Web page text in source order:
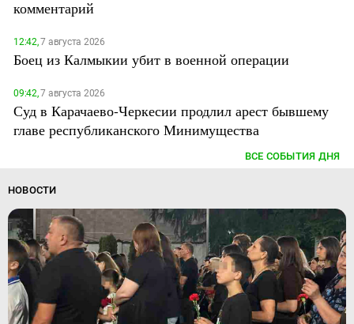
комментарий
12:42,7 августа 2026
Боец из Калмыкии убит в военной операции
09:42,7 августа 2026
Суд в Карачаево-Черкесии продлил арест бывшему
главе республиканского Минимущества
ВСЕ СОБЫТИЯ ДНЯ
НОВОСТИ